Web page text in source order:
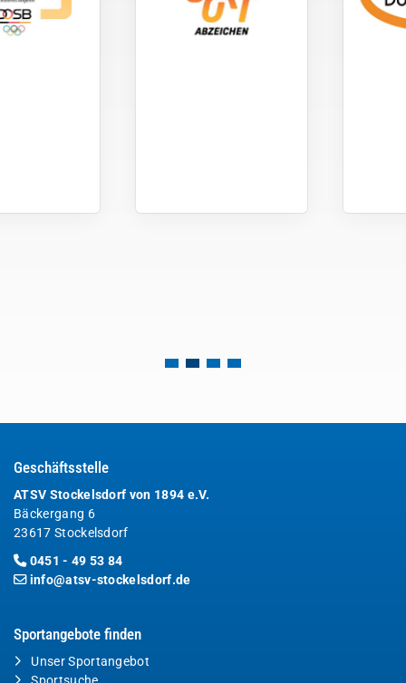
Geschäftsstelle
ATSV Stockelsdorf von 1894 e.V.
Bäckergang 6
23617 Stockelsdorf
0451 - 49 53 84
info@atsv-stockelsdorf.de
Sportangebote finden
Unser Sportangebot